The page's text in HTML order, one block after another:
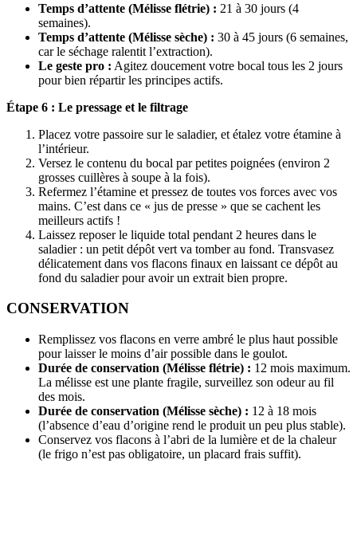
Temps d’attente (Mélisse flétrie) : 21 à 30 jours (4
semaines).
Temps d’attente (Mélisse sèche) : 30 à 45 jours (6 semaines,
car le séchage ralentit l’extraction).
Le geste pro : Agitez doucement votre bocal tous les 2 jours
pour bien répartir les principes actifs.
Étape 6 : Le pressage et le filtrage
Placez votre passoire sur le saladier, et étalez votre étamine à
l’intérieur.
Versez le contenu du bocal par petites poignées (environ 2
grosses cuillères à soupe à la fois).
Refermez l’étamine et pressez de toutes vos forces avec vos
mains. C’est dans ce « jus de presse » que se cachent les
meilleurs actifs !
Laissez reposer le liquide total pendant 2 heures dans le
saladier : un petit dépôt vert va tomber au fond. Transvasez
délicatement dans vos flacons finaux en laissant ce dépôt au
fond du saladier pour avoir un extrait bien propre.
CONSERVATION
Remplissez vos flacons en verre ambré le plus haut possible
pour laisser le moins d’air possible dans le goulot.
Durée de conservation (Mélisse flétrie) : 12 mois maximum.
La mélisse est une plante fragile, surveillez son odeur au fil
des mois.
Durée de conservation (Mélisse sèche) : 12 à 18 mois
(l’absence d’eau d’origine rend le produit un peu plus stable).
Conservez vos flacons à l’abri de la lumière et de la chaleur
(le frigo n’est pas obligatoire, un placard frais suffit).